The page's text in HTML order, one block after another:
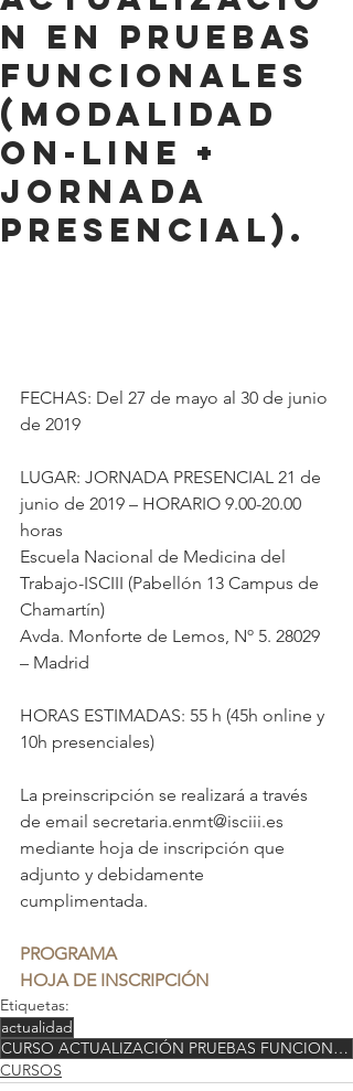
n en pruebas
funcionales
(Modalidad
ON-LINE +
Jornada
presencial).
FECHAS: Del 27 de mayo al 30 de junio
de 2019
LUGAR: JORNADA PRESENCIAL 21 de
junio de 2019 – HORARIO 9.00-20.00
horas
Escuela Nacional de Medicina del
Trabajo-ISCIII (Pabellón 13 Campus de
Chamartín)
Avda. Monforte de Lemos, Nº 5. 28029
– Madrid
HORAS ESTIMADAS: 55 h (45h online y
10h presenciales)
La preinscripción se realizará a través
de email secretaria.enmt@isciii.es
mediante hoja de inscripción que
adjunto y debidamente
cumplimentada.
PROGRAMA
HOJA DE INSCRIPCIÓN
Etiquetas:
actualidad
CURSO ACTUALIZACIÓN PRUEBAS FUNCIONALES
CURSOS